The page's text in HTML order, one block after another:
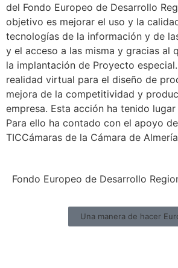
del Fondo Europeo de Desarrollo
objetivo es mejorar el uso y la
tecnologías de la información y de
y el acceso a las misma y gracias al
la implantación de Proyecto
realidad virtual para el diseño de
mejora de la competitividad y
empresa. Esta acción ha tenido
Para ello ha contado con el apoyo
TICCámaras de la Cámara de Almería
Fondo Europeo de Desarrollo
Una manera de hacer